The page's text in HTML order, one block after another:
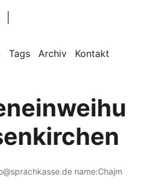
Tags Archiv Kontakt
name:Chajm